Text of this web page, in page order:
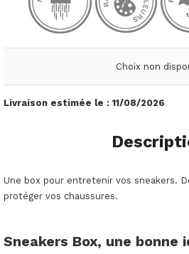
Choix non
Livraison estimée le :11/08/2026
Une box pour entretenir vos sneakers.
protéger vos chaussures.
Sneakers Box, une bonne